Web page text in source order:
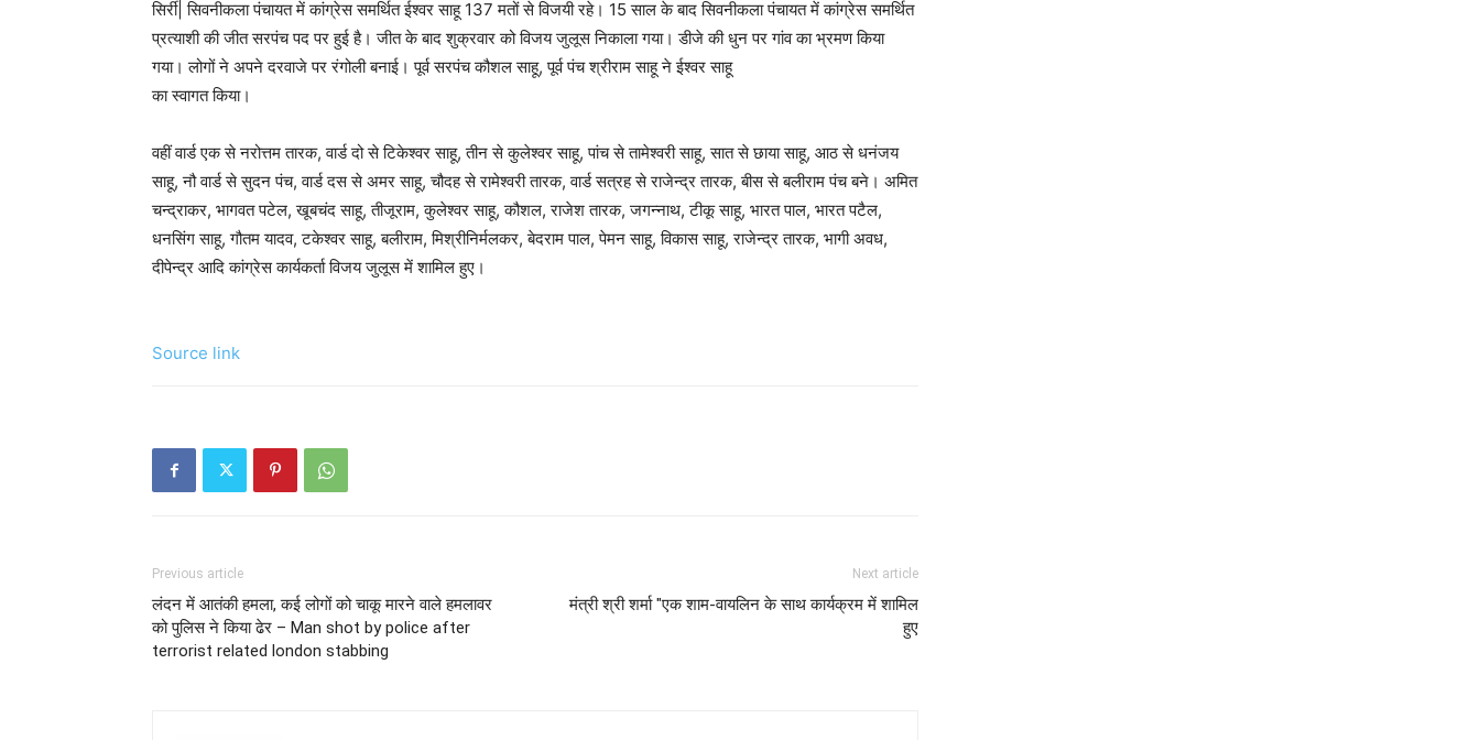
सिर्री| सिवनीकला पंचायत में कांग्रेस समर्थित ईश्वर साहू 137 मतों से विजयी रहे। 15 साल के बाद सिवनीकला पंचायत में कांग्रेस समर्थित
प्रत्याशी की जीत सरपंच पद पर हुई है। जीत के बाद शुक्रवार को विजय जुलूस निकाला गया। डीजे की धुन पर गांव का भ्रमण किया
गया। लोगों ने अपने दरवाजे पर रंगोली बनाई। पूर्व सरपंच कौशल साहू, पूर्व पंच श्रीराम साहू ने ईश्वर साहू
का स्वागत किया।
वहीं वार्ड एक से नरोत्तम तारक, वार्ड दो से टिकेश्वर साहू, तीन से कुलेश्वर साहू, पांच से तामेश्वरी साहू, सात से छाया साहू, आठ से धनंजय
साहू, नौ वार्ड से सुदन पंच, वार्ड दस से अमर साहू, चौदह से रामेश्वरी तारक, वार्ड सत्रह से राजेन्द्र तारक, बीस से बलीराम पंच बने। अमित
चन्द्राकर, भागवत पटेल, खूबचंद साहू, तीजूराम, कुलेश्वर साहू, कौशल, राजेश तारक, जगन्नाथ, टीकू साहू, भारत पाल, भारत पटैल,
धनसिंग साहू, गौतम यादव, टकेश्वर साहू, बलीराम, मिश्रीनिर्मलकर, बेदराम पाल, पेमन साहू, विकास साहू, राजेन्द्र तारक, भागी अवध,
दीपेन्द्र आदि कांग्रेस कार्यकर्ता विजय जुलूस में शामिल हुए।
Source link
Previous article
लंदन में आतंकी हमला, कई लोगों को चाकू मारने वाले हमलावर
को पुलिस ने किया ढेर – Man shot by police after
terrorist related london stabbing
Next article
मंत्री श्री शर्मा "एक शाम-वायलिन के साथ कार्यक्रम में शामिल
हुए